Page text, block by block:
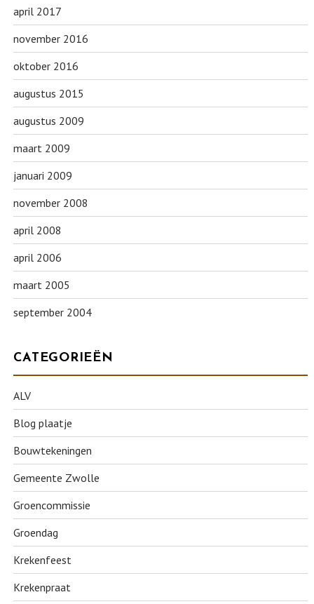
april 2017
november 2016
oktober 2016
augustus 2015
augustus 2009
maart 2009
januari 2009
november 2008
april 2008
april 2006
maart 2005
september 2004
CATEGORIEËN
ALV
Blog plaatje
Bouwtekeningen
Gemeente Zwolle
Groencommissie
Groendag
Krekenfeest
Krekenpraat